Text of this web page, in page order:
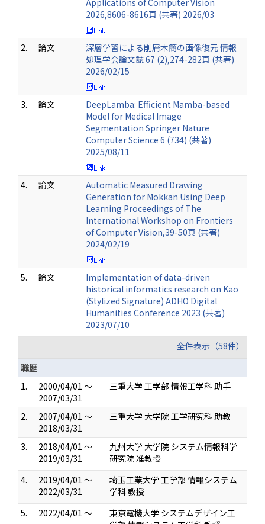
Applications of Computer Vision
2026,8606-8616頁 (共著) 2026/03
2. 論文
深層学習による削屑木簡の画像復元 情報
処理学会論文誌 67 (2),274-282頁 (共著)
2026/02/15
3. 論文
DeepLamba: Efficient Mamba-based
Model for Medical Image
Segmentation Springer Nature
Computer Science 6 (734) (共著)
2025/08/11
4. 論文
Automatic Measured Drawing
Generation for Mokkan Using Deep
Learning Proceedings of The
International Workshop on Frontiers
of Computer Vision,39-50頁 (共著)
2024/02/19
5. 論文
Implementation of data-driven
historical informatics research on Kao
(Stylized Signature) ADHO Digital
Humanities Conference 2023 (共著)
2023/07/10
全件表示（58件）
職歴
1.
2000/04/01 ～
2007/03/31
三重大学 工学部 情報工学科 助手
2.
2007/04/01 ～
2018/03/31
三重大学 大学院 工学研究科 助教
3.
2018/04/01 ～
2019/03/31
九州大学 大学院 システム情報科学
研究院 准教授
4.
2019/04/01 ～
2022/03/31
埼玉工業大学 工学部 情報システム
学科 教授
5.
2022/04/01 ～
東京電機大学 システムデザイン工